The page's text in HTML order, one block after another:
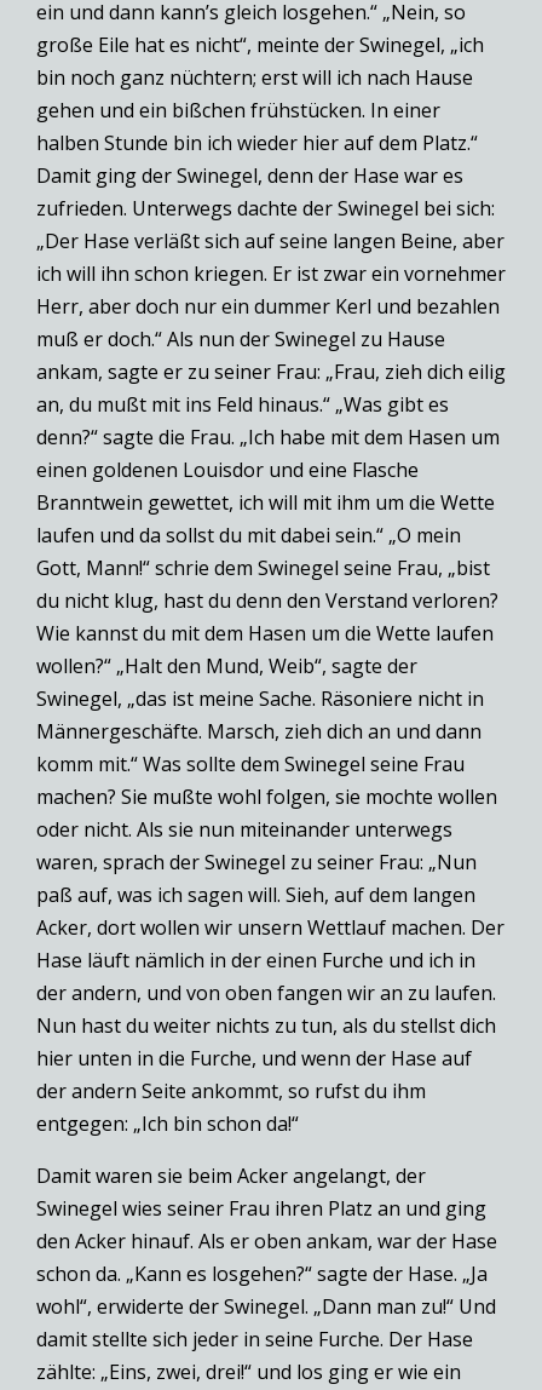
ein und dann kann’s gleich losgehen.“ „Nein, so
große Eile hat es nicht“, meinte der Swinegel, „ich
bin noch ganz nüchtern; erst will ich nach Hause
gehen und ein bißchen frühstücken. In einer
halben Stunde bin ich wieder hier auf dem Platz.“
Damit ging der Swinegel, denn der Hase war es
zufrieden. Unterwegs dachte der Swinegel bei sich:
„Der Hase verläßt sich auf seine langen Beine, aber
ich will ihn schon kriegen. Er ist zwar ein vornehmer
Herr, aber doch nur ein dummer Kerl und bezahlen
muß er doch.“ Als nun der Swinegel zu Hause
ankam, sagte er zu seiner Frau: „Frau, zieh dich eilig
an, du mußt mit ins Feld hinaus.“ „Was gibt es
denn?“ sagte die Frau. „Ich habe mit dem Hasen um
einen goldenen Louisdor und eine Flasche
Branntwein gewettet, ich will mit ihm um die Wette
laufen und da sollst du mit dabei sein.“ „O mein
Gott, Mann!“ schrie dem Swinegel seine Frau, „bist
du nicht klug, hast du denn den Verstand verloren?
Wie kannst du mit dem Hasen um die Wette laufen
wollen?“ „Halt den Mund, Weib“, sagte der
Swinegel, „das ist meine Sache. Räsoniere nicht in
Männergeschäfte. Marsch, zieh dich an und dann
komm mit.“ Was sollte dem Swinegel seine Frau
machen? Sie mußte wohl folgen, sie mochte wollen
oder nicht. Als sie nun miteinander unterwegs
waren, sprach der Swinegel zu seiner Frau: „Nun
paß auf, was ich sagen will. Sieh, auf dem langen
Acker, dort wollen wir unsern Wettlauf machen. Der
Hase läuft nämlich in der einen Furche und ich in
der andern, und von oben fangen wir an zu laufen.
Nun hast du weiter nichts zu tun, als du stellst dich
hier unten in die Furche, und wenn der Hase auf
der andern Seite ankommt, so rufst du ihm
entgegen: „Ich bin schon da!“
Damit waren sie beim Acker angelangt, der
Swinegel wies seiner Frau ihren Platz an und ging
den Acker hinauf. Als er oben ankam, war der Hase
schon da. „Kann es losgehen?“ sagte der Hase. „Ja
wohl“, erwiderte der Swinegel. „Dann man zu!“ Und
damit stellte sich jeder in seine Furche. Der Hase
zählte: „Eins, zwei, drei!“ und los ging er wie ein